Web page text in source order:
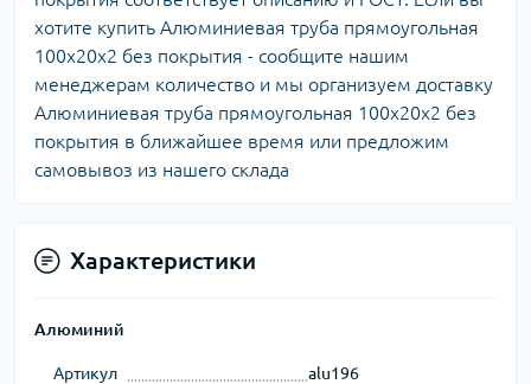
хотите купить Алюминиевая труба прямоугольная
100х20х2 без покрытия - сообщите нашим
менеджерам количество и мы организуем доставку
Алюминиевая труба прямоугольная 100х20х2 без
покрытия в ближайшее время или предложим
самовывоз из нашего склада
Характеристики
Алюминий
Артикул alu196